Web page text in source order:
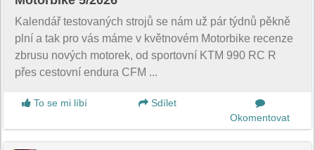
Kalendář testovaných strojů se nám už pár týdnů pěkně
plní a tak pro vás máme v květnovém Motorbike recenze
zbrusu nových motorek, od sportovní KTM 990 RC R
přes cestovní endura CFM ...
To se mi líbí
Sdílet
Okomentovat